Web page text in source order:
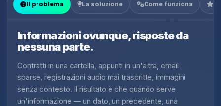
Il problema La soluzione Come funziona
Informazioni ovunque, risposte da
nessuna parte.
Contratti in una cartella, appunti in un'altra, email
sparse, registrazioni audio mai trascritte, immagini
senza contesto. Il risultato è che quando serve
un'informazione — un dato, un precedente, una